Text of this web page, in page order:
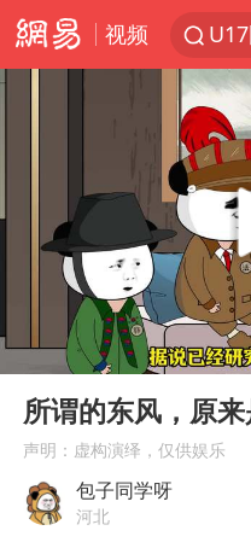
视频
台
我
对
8月
Play
00:00
所谓的东风，原来
声明：虚构演绎，仅供娱乐
包子同学呀
河北